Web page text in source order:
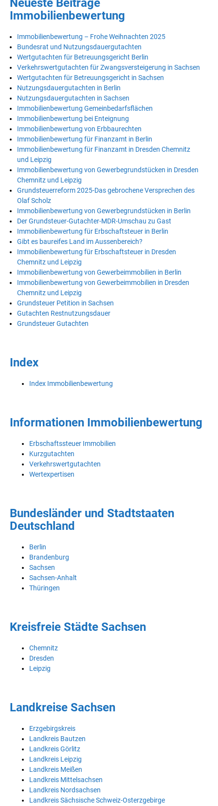
Neueste Beiträge
Immobilienbewertung
Immobilienbewertung – Frohe Weihnachten 2025
Bundesrat und Nutzungsdauergutachten
Wertgutachten für Betreuungsgericht Berlin
Verkehrswertgutachten für Zwangsversteigerung in Sachsen
Wertgutachten für Betreuungsgericht in Sachsen
Nutzungsdauergutachten in Berlin
Nutzungsdauergutachten in Sachsen
Immobilienbewertung Gemeinbedarfsflächen
Immobilienbewertung bei Enteignung
Immobilienbewertung von Erbbaurechten
Immobilienbewertung für Finanzamt in Berlin
Immobilienbewertung für Finanzamt in Dresden Chemnitz
und Leipzig
Immobilienbewertung von Gewerbegrundstücken in Dresden
Chemnitz und Leipzig
Grundsteuerreform 2025-Das gebrochene Versprechen des
Olaf Scholz
Immobilienbewertung von Gewerbegrundstücken in Berlin
Der Grundsteuer-Gutachter-MDR-Umschau zu Gast
Immobilienbewertung für Erbschaftsteuer in Berlin
Gibt es baureifes Land im Aussenbereich?
Immobilienbewertung für Erbschaftsteuer in Dresden
Chemnitz und Leipzig
Immobilienbewertung von Gewerbeimmobilien in Berlin
Immobilienbewertung von Gewerbeimmobilien in Dresden
Chemnitz und Leipzig
Grundsteuer Petition in Sachsen
Gutachten Restnutzungsdauer
Grundsteuer Gutachten
Index
Index Immobilienbewertung
Informationen Immobilienbewertung
Erbschaftssteuer Immobilien
Kurzgutachten
Verkehrswertgutachten
Wertexpertisen
Bundesländer und Stadtstaaten
Deutschland
Berlin
Brandenburg
Sachsen
Sachsen-Anhalt
Thüringen
Kreisfreie Städte Sachsen
Chemnitz
Dresden
Leipzig
Landkreise Sachsen
Erzgebirgskreis
Landkreis Bautzen
Landkreis Görlitz
Landkreis Leipzig
Landkreis Meißen
Landkreis Mittelsachsen
Landkreis Nordsachsen
Landkreis Sächsische Schweiz-Osterzgebirge